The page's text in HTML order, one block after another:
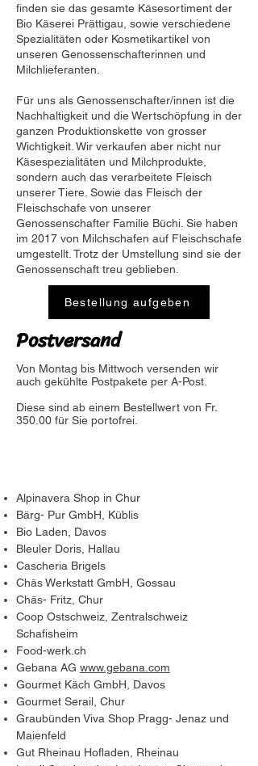
finden sie das gesamte Käsesortiment der
Bio Käserei Prättigau, sowie verschiedene
Spezialitäten oder Kosmetikartikel von
unseren Genossenschafterinnen und
Milchlieferanten.
Für uns als Genossenschafter/innen ist die
Nachhaltigkeit und die Wertschöpfung in der
ganzen Produktionskette von grosser
Wichtigkeit. Wir verkaufen aber nicht nur
Käsespezialitäten und Milchprodukte,
sondern auch das verarbeitete Fleisch
unserer Tiere. Sowie das Fleisch der
Fleischschafe von unserer
Genossenschafter Familie Büchi. Sie haben
im 2017 von Milchschafen auf Fleischschafe
umgestellt. Trotz der Umstellung sind sie der
Genossenschaft treu geblieben.
Bestellung aufgeben
Postversand
Von Montag bis Mittwoch versenden wir
auch gekühlte Postpakete per A-Post.
Diese sind ab einem Bestellwert von Fr.
350.00 für Sie portofrei.
Alpinavera Shop in Chur
Bärg- Pur GmbH, Küblis
Bio Laden, Davos
Bleuler Doris, Hallau
Cascheria Brigels
Chäs Werkstatt GmbH, Gossau
Chäs- Fritz, Chur
Coop Ostschweiz, Zentralschweiz
Schafisheim
Food-werk.ch
Gebana AG www.gebana.com
Gourmet Käch GmbH, Davos
Gourmet Serail, Chur
Graubünden Viva Shop Pragg- Jenaz und
Maienfeld
Gut Rheinau Hofladen, Rheinau